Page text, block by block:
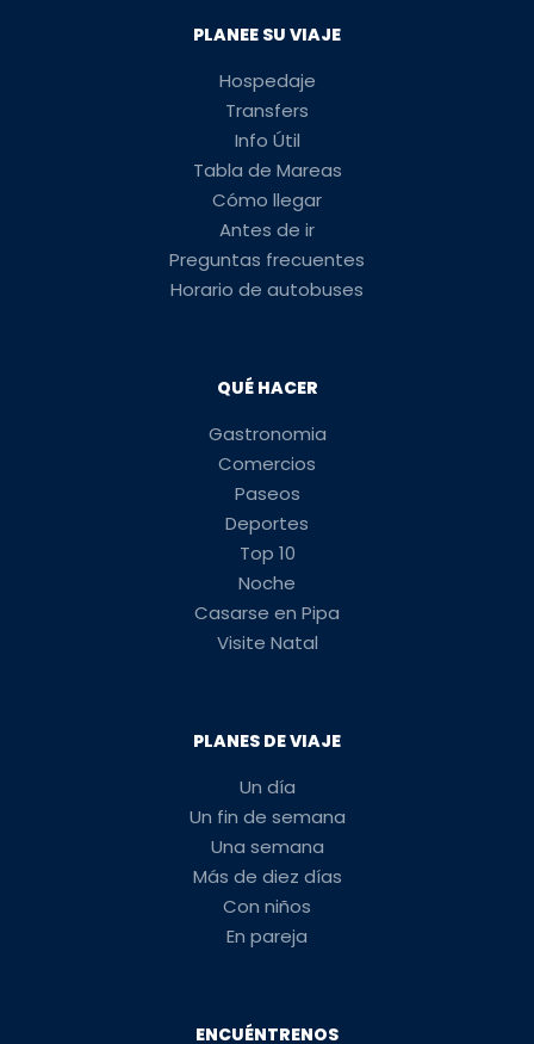
PLANEE SU VIAJE
Hospedaje
Transfers
Info Útil
Tabla de Mareas
Cómo llegar
Antes de ir
Preguntas frecuentes
Horario de autobuses
QUÉ HACER
Gastronomia
Comercios
Paseos
Deportes
Top 10
Noche
Casarse en Pipa
Visite Natal
PLANES DE VIAJE
Un día
Un fin de semana
Una semana
Más de diez días
Con niños
En pareja
ENCUÉNTRENOS